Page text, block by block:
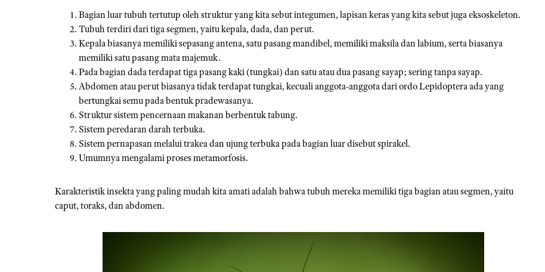
Bagian luar tubuh tertutup oleh struktur yang kita sebut integumen, lapisan keras yang kita sebut juga eksoskeleton.
Tubuh terdiri dari tiga segmen, yaitu kepala, dada, dan perut.
Kepala biasanya memiliki sepasang antena, satu pasang mandibel, memiliki maksila dan labium, serta biasanya
memiliki satu pasang mata majemuk.
Pada bagian dada terdapat tiga pasang kaki (tungkai) dan satu atau dua pasang sayap; sering tanpa sayap.
Abdomen atau perut biasanya tidak terdapat tungkai, kecuali anggota-anggota dari ordo Lepidoptera ada yang
bertungkai semu pada bentuk pradewasanya.
Struktur sistem pencernaan makanan berbentuk tabung.
Sistem peredaran darah terbuka.
Sistem pernapasan melalui trakea dan ujung terbuka pada bagian luar disebut spirakel.
Umumnya mengalami proses metamorfosis.
Karakteristik insekta yang paling mudah kita amati adalah bahwa tubuh mereka memiliki tiga bagian atau segmen, yaitu
caput, toraks, dan abdomen.